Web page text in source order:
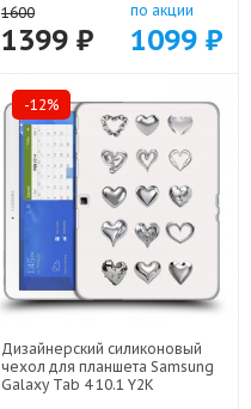
1600
1399 ₽
по акции
1099 ₽
-12%
Дизайнерский силиконовый
чехол для планшета Samsung
Galaxy Tab 4 10.1 Y2K